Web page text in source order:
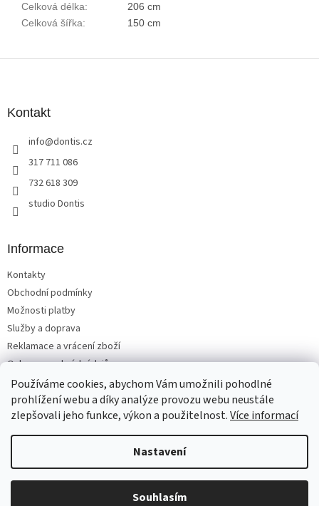
Používáme cookies, abychom Vám umožnili pohodlné
prohlížení webu a díky analýze provozu webu neustále
zlepšovali jeho funkce, výkon a použitelnost.Více informací
Nastavení
Souhlasím
Celková délka:
206 cm
Celková šířka: 150 cm
Kontakt
info@dontis.cz
317 711 086
732 618 309
studio Dontis
Informace
Kontakty
Obchodní podmínky
Možnosti platby
Služby a doprava
Reklamace a vrácení zboží
Ochrana osobních údajů
Copyright 2026Matrace, postele, nábytek Benešov. Všechna
práva vyhrazena.Upravit nastavení cookies